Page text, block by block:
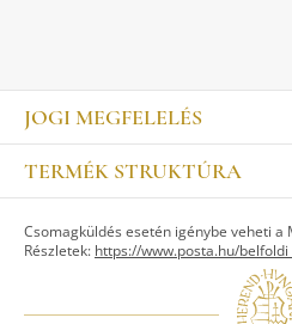
JOGI MEGFELELÉS
Impresszum
Kapcsolat
Jogi nyilatkozat
TERMÉK STRUKTÚRA
ASZTALKULTÚRA
Csomagküldés esetén igénybe veheti
Részletek: https://www.posta.hu/